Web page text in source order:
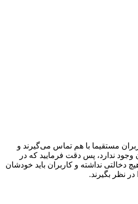
مستقیما با هم تماس می‌گیرند و
ندارد، پس دقت فرمایید که در
نداشته و کاربران باید خودشان
بگیرند.